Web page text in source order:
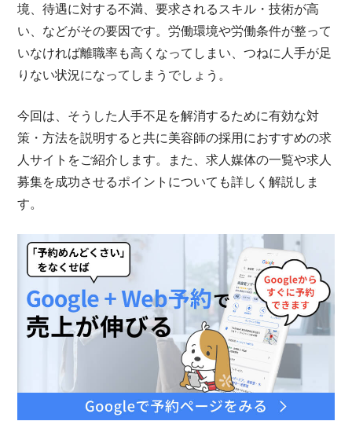
境、待遇に対する不満、要求されるスキル・技術が高
い、などがその要因です。労働環境や労働条件が整って
いなければ離職率も高くなってしまい、つねに人手が足
りない状況になってしまうでしょう。
今回は、そうした人手不足を解消するために有効な対
策・方法を説明すると共に美容師の採用におすすめの求
人サイトをご紹介します。また、求人媒体の一覧や求人
募集を成功させるポイントについても詳しく解説しま
す。